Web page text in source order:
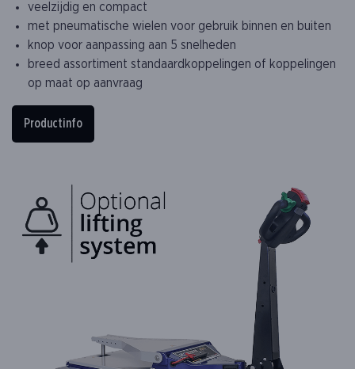
veelzijdig en compact
met pneumatische wielen voor gebruik binnen en buiten
knop voor aanpassing aan 5 snelheden
breed assortiment standaardkoppelingen of koppelingen
op maat op aanvraag
Productinfo